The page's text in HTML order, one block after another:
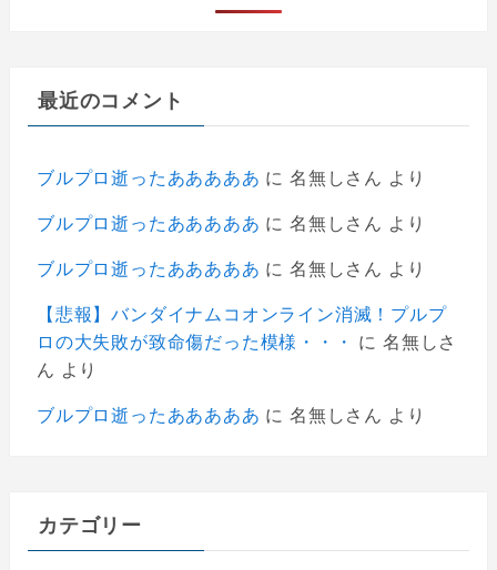
最近のコメント
ブルプロ逝ったあああああ に 名無しさん より
ブルプロ逝ったあああああ に 名無しさん より
ブルプロ逝ったあああああ に 名無しさん より
【悲報】バンダイナムコオンライン消滅！プルプ
ロの大失敗が致命傷だった模様・・・
に 名無しさ
ん より
ブルプロ逝ったあああああ に 名無しさん より
カテゴリー